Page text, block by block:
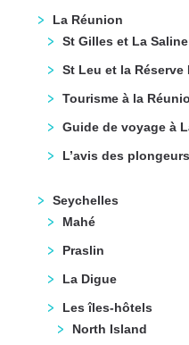
La Réunion
St Gilles et La
St Leu et la Réserve
Tourisme à la
Guide de voyage à
L’avis des
Seychelles
Mahé
Praslin
La Digue
Les îles-hôtels
North Island